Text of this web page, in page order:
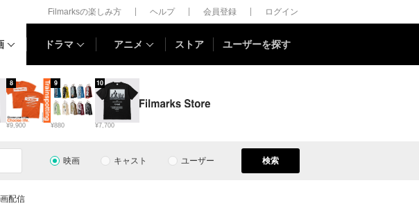
Filmarksの楽しみ方 ヘルプ 会員登録 ログイン
ドラマ アニメ ストア ユーザーを探す
¥9,900
8
¥880
9
¥7,700
10
映画 キャスト ユーザー 検索
配信